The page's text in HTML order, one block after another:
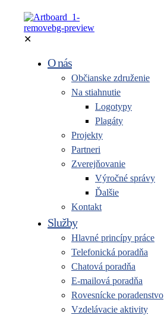
✕
O nás
Občianske združenie
Na stiahnutie
Logotypy
Plagáty
Projekty
Partneri
Zverejňovanie
Výročné správy
Ďalšie
Kontakt
Služby
Hlavné princípy práce
Telefonická poradňa
Chatová poradňa
E-mailová poradňa
Rovesnícke poradenstvo
Vzdelávacie aktivity